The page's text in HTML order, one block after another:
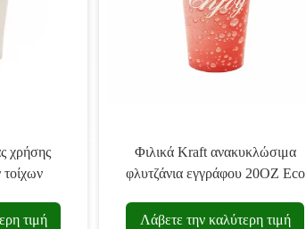
χρήσης
τιμή
Φιλικά Kraft ανακυκλώσιμα
φλυτζάνια εγγράφου 20OZ Eco
Λάβετε την καλύτερη τιμή